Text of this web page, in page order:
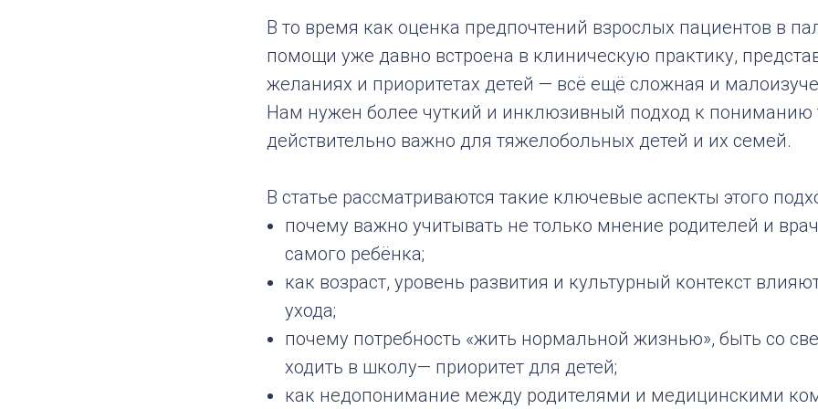
В то время как оценка предпочтений взрослых пациентов в
помощи уже давно встроена в клиническую практику,
желаниях и приоритетах детей — всё ещё сложная и
Нам нужен более чуткий и инклюзивный подход к пониманию
действительно важно для тяжелобольных детей и их семей.
В статье рассматриваются такие ключевые аспекты этого
почему важно учитывать не только мнение родителей и
самого ребёнка;
как возраст, уровень развития и культурный контекст
ухода;
почему потребность «жить нормальной жизнью», быть со
ходить в школу— приоритет для детей;
как недопонимание между родителями и медицинскими